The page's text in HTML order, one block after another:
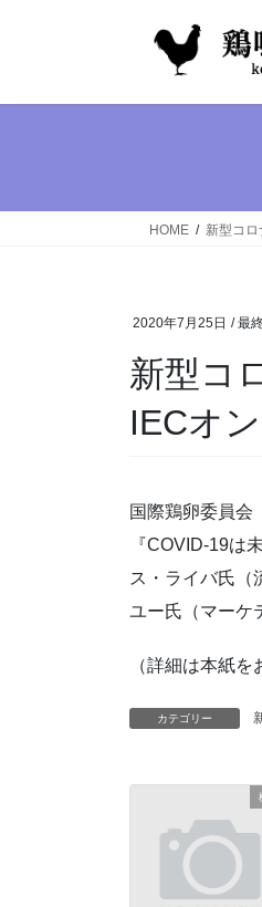
HOME 新型コロ
2020年7月25日 / 最
新型コ
IECオ
国際鶏卵委員会
『COVID-19は
ス・ライバ氏（
ユー氏（マーケ
（詳細は本紙を
カテゴリー